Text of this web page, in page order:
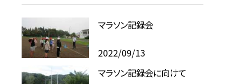
マラソン記録会
2022/09/13
マラソン記録会に向けて